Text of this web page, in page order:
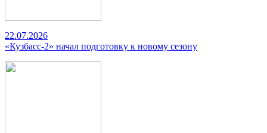
22.07.2026
«Кузбасс-2» начал подготовку к новому сезону